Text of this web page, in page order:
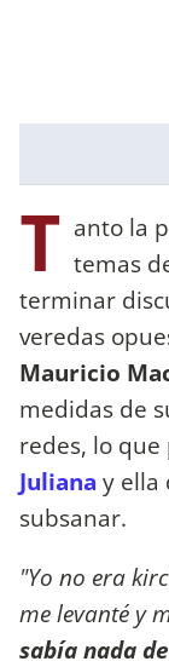
T anto la
temas
terminar
veredas
Mauricio
medidas de
redes, lo
Juliana y ella
subsanar.
"Yo no era
me levanté y
sabía nada